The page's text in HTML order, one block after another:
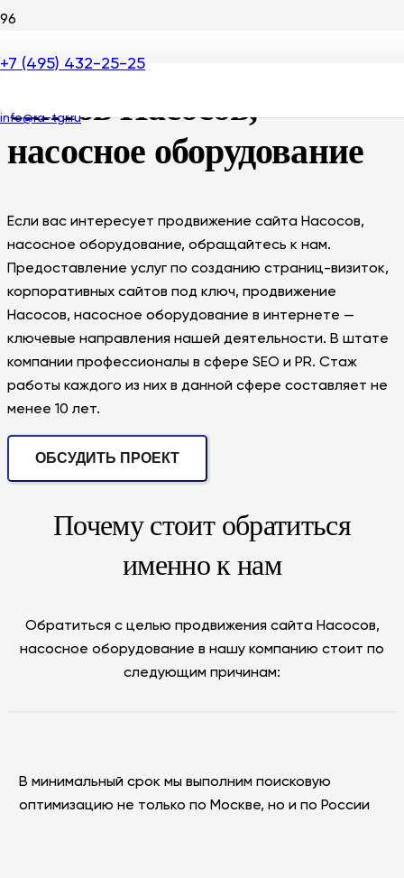
+7 (495) 432-25-25
info@ra-tgr.ru
SEO продвижение
сайтов Насосов,
насосное оборудование
Если вас интересует продвижение сайта Насосов,
насосное оборудование, обращайтесь к нам.
Предоставление услуг по созданию страниц-визиток,
корпоративных сайтов под ключ, продвижение
Насосов, насосное оборудование в интернете —
ключевые направления нашей деятельности. В штате
компании профессионалы в сфере SEO и PR. Стаж
работы каждого из них в данной сфере составляет не
менее 10 лет.
ОБСУДИТЬ ПРОЕКТ
Почему стоит обратиться
именно к нам
Обратиться с целью продвижения сайта Насосов,
насосное оборудование в нашу компанию стоит по
следующим причинам:
В минимальный срок мы выполним поисковую
оптимизацию не только по Москве, но и по России